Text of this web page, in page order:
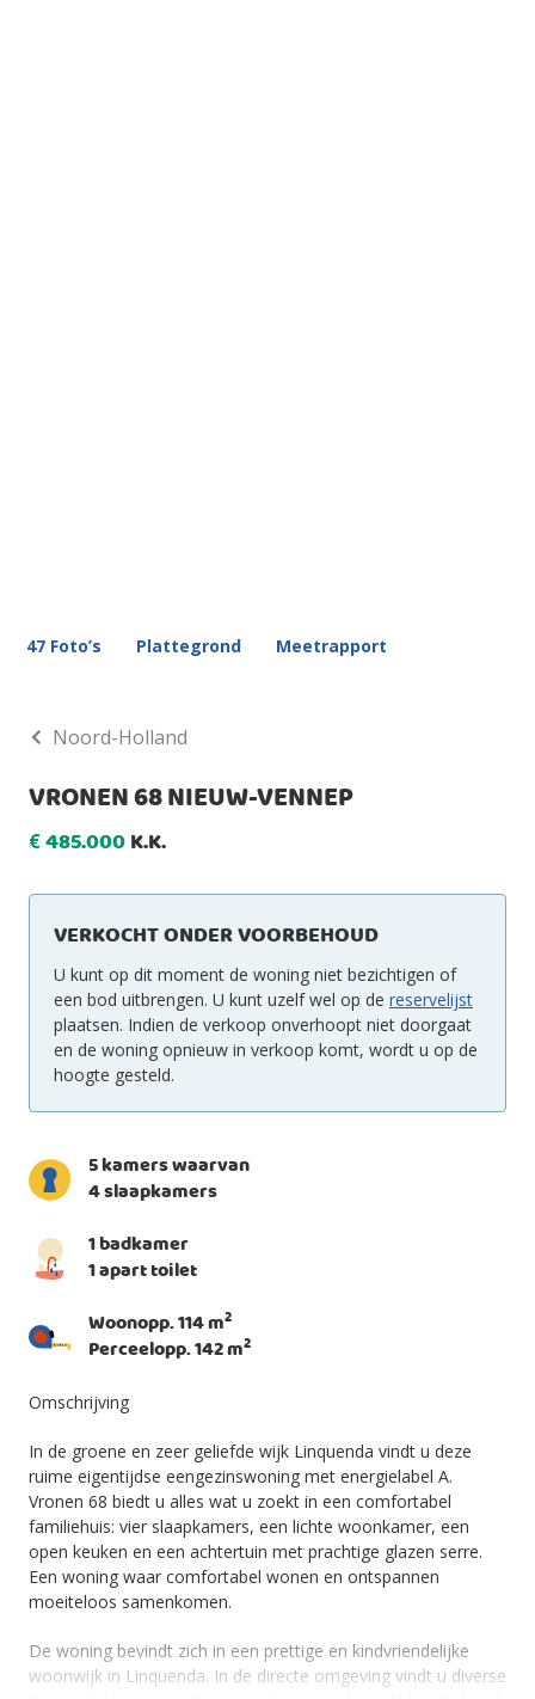
47 Foto’s Plattegrond Meetrapport
Noord-Holland
VRONEN 68 NIEUW-VENNEP
€485.000K.K.
VERKOCHT ONDER VOORBEHOUD
U kunt op dit moment de woning niet bezichtigen of
een bod uitbrengen. U kunt uzelf wel op de reservelijst
plaatsen. Indien de verkoop onverhoopt niet doorgaat
en de woning opnieuw in verkoop komt, wordt u op de
hoogte gesteld.
5 kamers waarvan
4 slaapkamers
1 badkamer
1 apart toilet
Woonopp. 114 m2
Perceelopp. 142 m2
Omschrijving
In de groene en zeer geliefde wijk Linquenda vindt u deze
ruime eigentijdse eengezinswoning met energielabel A.
Vronen 68 biedt u alles wat u zoekt in een comfortabel
familiehuis: vier slaapkamers, een lichte woonkamer, een
open keuken en een achtertuin met prachtige glazen serre.
Een woning waar comfortabel wonen en ontspannen
moeiteloos samenkomen.
De woning bevindt zich in een prettige en kindvriendelijke
woonwijk in Linquenda. In de directe omgeving vindt u diverse